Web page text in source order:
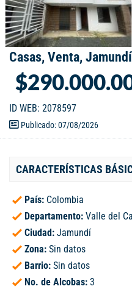
Casas, Venta, Jamundí
ID WEB: 2078597
Publicado: 07/08/2026
CARACTERÍSTICAS
País: Colombia
Departamento: Valle del
Ciudad: Jamundí
Zona: Sin datos
Barrio: Sin datos
No. de Alcobas: 3